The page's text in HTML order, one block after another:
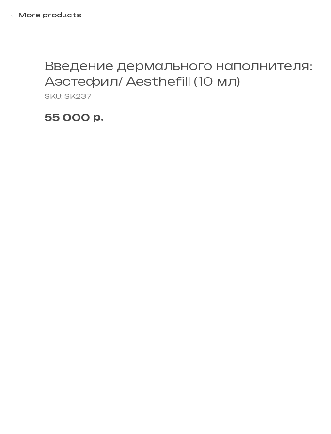
More products
Введение дермального наполнителя:
Аэстефил/ Aesthefill (10 мл)
SKU: SK237
55 000 р.